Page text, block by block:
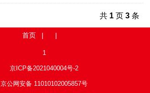
共 1页 3条
首页 | |
1
京ICP备2021040004号-2
京公网安备 11010102005857号